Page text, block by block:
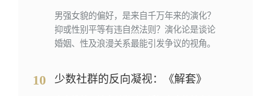
男强女貌的偏好，是来自千万年来的演化？
抑或性别平等有违自然法则？演化论是谈论
婚姻、性及浪漫关系最能引发争议的视角。
10 少数社群的反向凝视：《解套》